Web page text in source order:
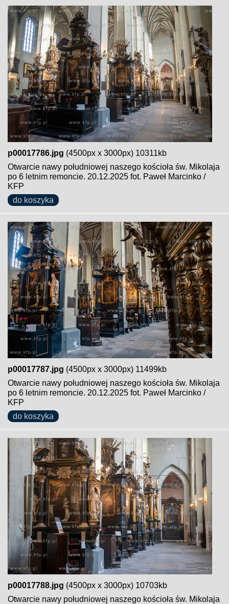
p00017786.jpg (4500px x 3000px) 10311kb
Otwarcie nawy południowej naszego kościoła św. Mikolaja
po 6 letnim remoncie. 20.12.2025 fot. Paweł Marcinko /
KFP
do koszyka
p00017787.jpg (4500px x 3000px) 11499kb
Otwarcie nawy południowej naszego kościoła św. Mikolaja
po 6 letnim remoncie. 20.12.2025 fot. Paweł Marcinko /
KFP
do koszyka
p00017788.jpg (4500px x 3000px) 10703kb
Otwarcie nawy południowej naszego kościoła św. Mikolaja